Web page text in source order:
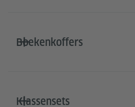
Boekenkoffers
Klassensets